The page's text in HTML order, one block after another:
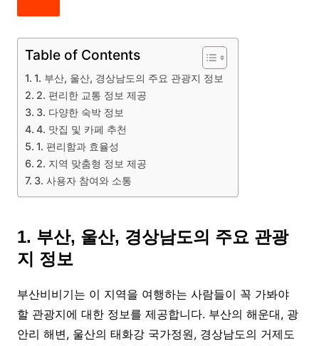
Table of Contents
1. 부산, 울산, 경상남도의 주요 관광지 정보
2. 편리한 교통 정보 제공
3. 다양한 숙박 정보
4. 맛집 및 카페 추천
1. 편리함과 효율성
2. 지역 맞춤형 정보 제공
3. 사용자 참여와 소통
1. 부산, 울산, 경상남도의 주요 관광
지 정보
부산비비기는 이 지역을 여행하는 사람들이 꼭 가봐야
할 관광지에 대한 정보를 제공합니다. 부산의 해운대, 광
안리 해변, 울산의 태화강 국가정원, 경상남도의 거제도